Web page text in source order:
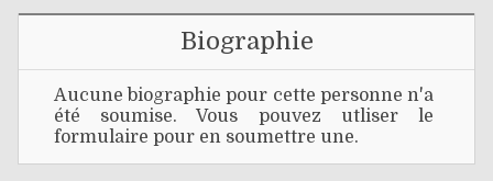
Biographie
Aucune biographie pour cette personne n'a
été soumise. Vous pouvez utliser le
formulaire pour en soumettre une.